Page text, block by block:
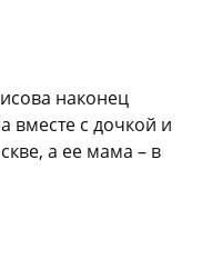
наконец
вместе с дочкой и
а ее мама – в